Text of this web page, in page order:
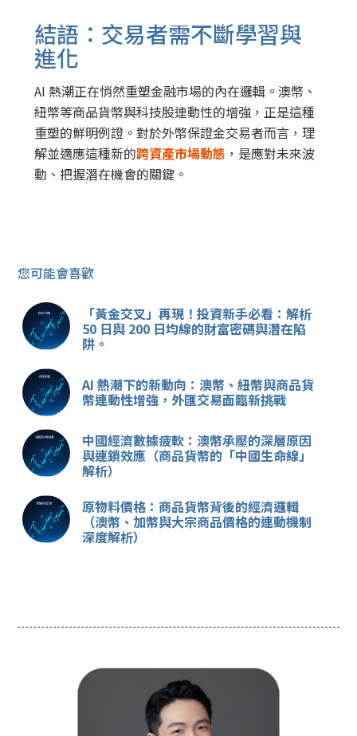
結語：交易者需不斷學習與
進化
AI 熱潮正在悄然重塑金融市場的內在邏輯。澳幣、
紐幣等商品貨幣與科技股連動性的增強，正是這種
重塑的鮮明例證。對於外幣保證金交易者而言，理
解並適應這種新的跨資產市場動態 ，是應對未來波
動、把握潛在機會的關鍵。
您可能會喜歡
「黃金交叉」再現！投資新手必看：解析
50 日與 200 日均線的財富密碼與潛在陷
阱。
AI 熱潮下的新動向：澳幣、紐幣與商品貨
幣連動性增強，外匯交易面臨新挑戰
中國經濟數據疲軟：澳幣承壓的深層原因
與連鎖效應（商品貨幣的「中國生命線」
解析）
原物料價格：商品貨幣背後的經濟邏輯
（澳幣、加幣與大宗商品價格的連動機制
深度解析）